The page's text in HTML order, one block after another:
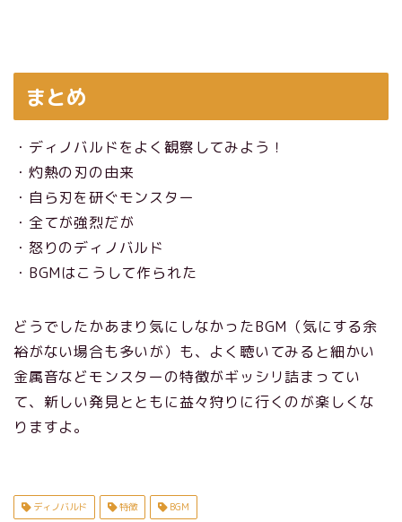
まとめ
・ディノバルドをよく観察してみよう！
・灼熱の刃の由来
・自ら刃を研ぐモンスター
・全てが強烈だが
・怒りのディノバルド
・BGMはこうして作られた
どうでしたかあまり気にしなかったBGM（気にする余
裕がない場合も多いが）も、よく聴いてみると細かい
金属音などモンスターの特徴がギッシリ詰まってい
て、新しい発見とともに益々狩りに行くのが楽しくな
りますよ。
ディノバルド 特徴 BGM